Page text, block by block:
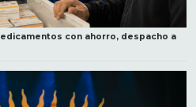
con ahorro, despacho a